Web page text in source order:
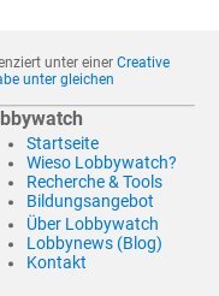
unter einer Creative
unter gleichen
Startseite
Wieso Lobbywatch?
Recherche & Tools
Bildungsangebot
Über Lobbywatch
Lobbynews (Blog)
Kontakt